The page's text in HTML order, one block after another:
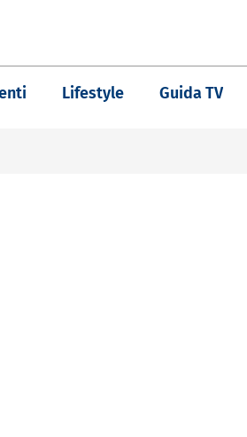
Lifestyle Guida TV